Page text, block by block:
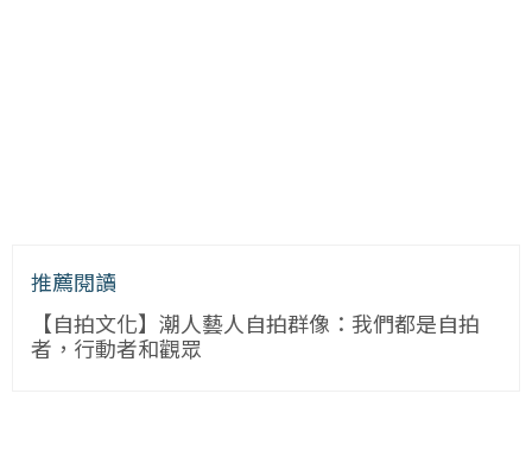
推薦閱讀
【自拍文化】潮人藝人自拍群像：我們都是自拍
者，行動者和觀眾